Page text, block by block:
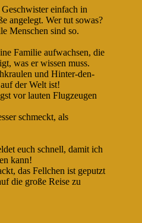
einfach in
angelegt. Wer tut sowas?
Menschen sind so.
Familie aufwachsen, die
was er wissen muss.
und Hinter-den-
der Welt ist!
vor lauten Flugzeugen
schmeckt, als
euch schnell, damit ich
kann!
das Fellchen ist geputzt
die große Reise zu